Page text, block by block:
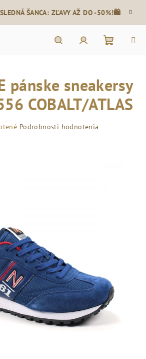
ŠANCA: ZĽAVY AŽ DO -50%!🛍️
košík
pánske sneakersy
COBALT/ATLAS
Podrobnosti hodnotenia